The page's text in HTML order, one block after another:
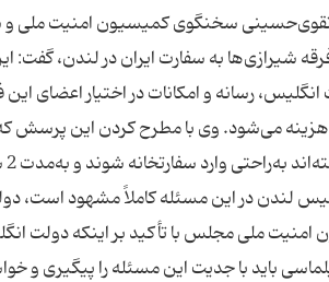
نقوی‌حسینی سخنگوی کمیسیون امنیت‌
شیرازی‌‌ها به سفارت ایران در لندن،
رسانه و امکانات در اختیار اعضای این
هزینه می‌شود. وی با مطرح کردن این پرسش
لندن در این مسئله کاملاً مشهود است،
ملی مجلس با تأکید بر اینکه دولت
باید با جدیت این مسئله را پیگیری و